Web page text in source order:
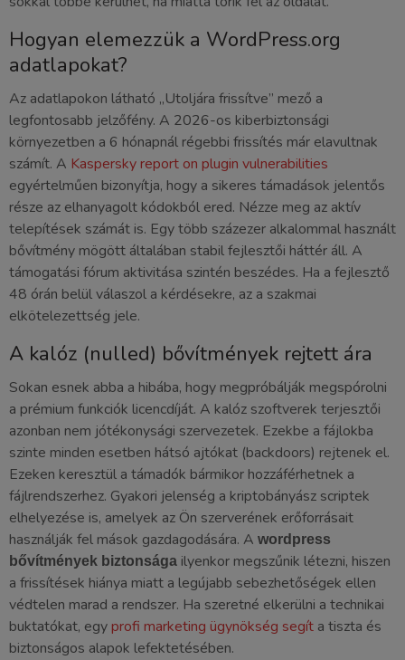
Hogyan elemezzük a WordPress.org
adatlapokat?
Az adatlapokon látható „Utoljára frissítve” mező a
legfontosabb jelzőfény. A 2026-os kiberbiztonsági
környezetben a 6 hónapnál régebbi frissítés már elavultnak
számít. A Kaspersky report on plugin vulnerabilities
egyértelműen bizonyítja, hogy a sikeres támadások jelentős
része az elhanyagolt kódokból ered. Nézze meg az aktív
telepítések számát is. Egy több százezer alkalommal használt
bővítmény mögött általában stabil fejlesztői háttér áll. A
támogatási fórum aktivitása szintén beszédes. Ha a fejlesztő
48 órán belül válaszol a kérdésekre, az a szakmai
elkötelezettség jele.
A kalóz (nulled) bővítmények rejtett ára
Sokan esnek abba a hibába, hogy megpróbálják megspórolni
a prémium funkciók licencdíját. A kalóz szoftverek terjesztői
azonban nem jótékonysági szervezetek. Ezekbe a fájlokba
szinte minden esetben hátsó ajtókat (backdoors) rejtenek el.
Ezeken keresztül a támadók bármikor hozzáférhetnek a
fájlrendszerhez. Gyakori jelenség a kriptobányász scriptek
elhelyezése is, amelyek az Ön szerverének erőforrásait
használják fel mások gazdagodására. A wordpress
bővítmények biztonsága ilyenkor megszűnik létezni, hiszen
a frissítések hiánya miatt a legújabb sebezhetőségek ellen
védtelen marad a rendszer. Ha szeretné elkerülni a technikai
buktatókat, egyprofi marketing ügynökség segít a tiszta és
biztonságos alapok lefektetésében.